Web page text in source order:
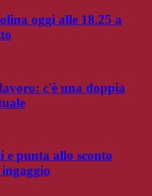
oggi alle 18.25 a
c'è una doppia
punta allo sconto